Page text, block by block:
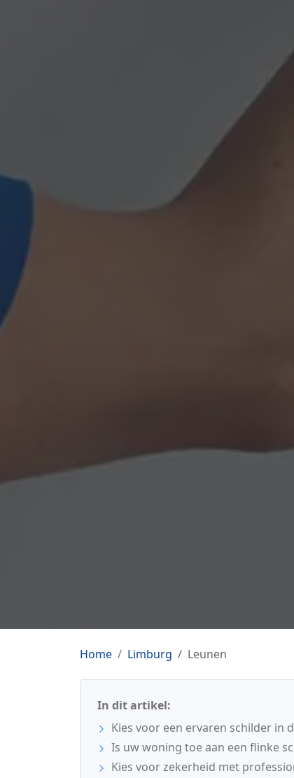
Home Limburg Leunen
In dit artikel:
Kies voor een ervaren schilder in
Is uw woning toe aan een flinke
Kies voor zekerheid met